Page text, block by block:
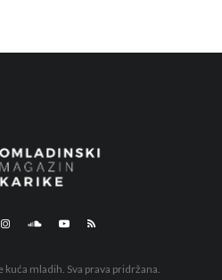
mladih. Sva prava pridržana.